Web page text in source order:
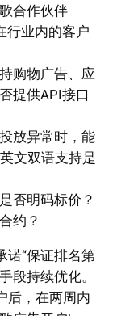
合作伙伴
行业内的客户
购物广告、应
提供API接口
放异常时，能
文双语支持是
否明码标价？
约？
诺“保证排名第
段持续优化。
后，在两周内